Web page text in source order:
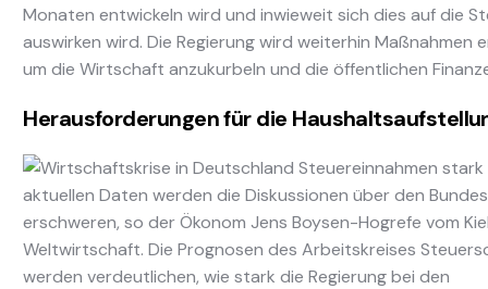
Monaten entwickeln wird und inwieweit sich dies auf die
auswirken wird. Die Regierung wird weiterhin Maßnahmen
um die Wirtschaft anzukurbeln und die öffentlichen
Herausforderungen für die
aktuellen Daten werden die Diskussionen über den
erschweren, so der Ökonom Jens Boysen-Hogrefe vom
Weltwirtschaft. Die Prognosen des Arbeitskreises
werden verdeutlichen, wie stark die Regierung bei den